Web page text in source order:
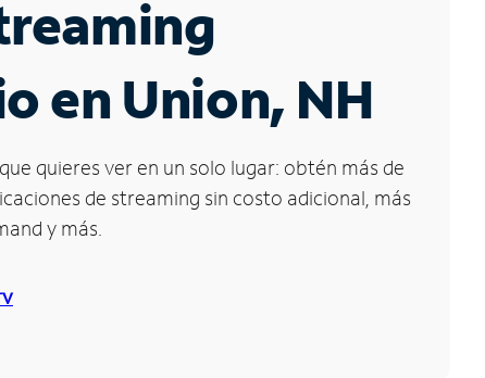
en Union, NH
quieres ver en un solo lugar: obtén más de
de streaming sin costo adicional, más
y más.